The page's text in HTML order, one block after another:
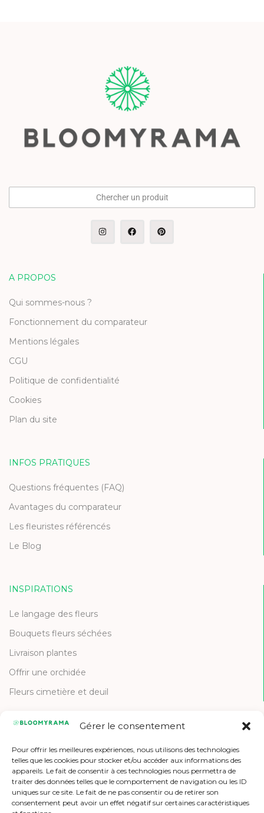
Gérer le consentement
Pour offrir les meilleures expériences, nous utilisons des technologies
telles que les cookies pour stocker et/ou accéder aux informations des
appareils. Le fait de consentir à ces technologies nous permettra de
traiter des données telles que le comportement de navigation ou les ID
uniques sur ce site. Le fait de ne pas consentir ou de retirer son
consentement peut avoir un effet négatif sur certaines caractéristiques
Chercher un produit
A PROPOS
Qui sommes-nous ?
Fonctionnement du comparateur
Mentions légales
CGU
Politique de confidentialité
Cookies
Plan du site
INFOS PRATIQUES
Questions fréquentes (FAQ)
Avantages du comparateur
Les fleuristes référencés
Le Blog
INSPIRATIONS
Le langage des fleurs
Bouquets fleurs séchées
Livraison plantes
Offrir une orchidée
Fleurs cimetière et deuil
Contactez-nous
Etre référencé
Offres d'emploi